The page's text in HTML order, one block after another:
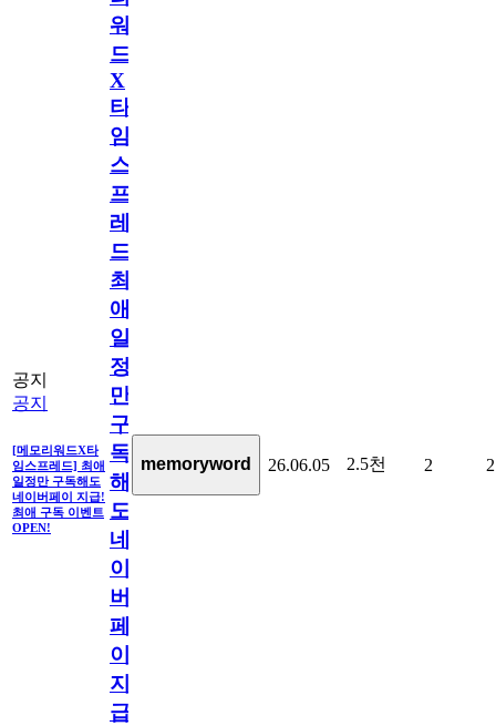
공지
공지
[메모리워드X타
임스프레드] 최애
일정만 구독해도
네이버페이 지급!
최애 구독 이벤트
OPEN!
워
드
X
타
임
스
프
레
드]
최
애
일
정
만
구
독
해
도
네
이
버
페
이
지
급!
memoryword 26.06.05 2.5천 2 2